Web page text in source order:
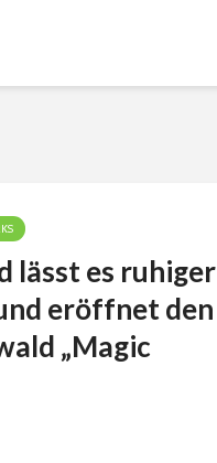
lässt es ruhiger
eröffnet den
„Magic